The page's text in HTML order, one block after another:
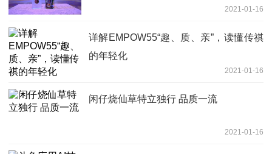
2021-01-16
详解EMPOW55“趣、质、亲”，读懂传祺
的年轻化
2021-01-16
闲仔烧仙草特立独行 品质一流
2021-01-16